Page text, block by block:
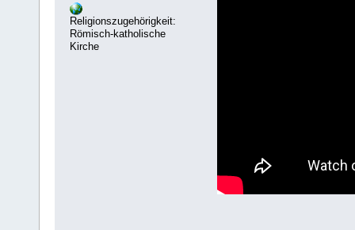
Religionszugehörigkeit:
Römisch-katholische
Kirche